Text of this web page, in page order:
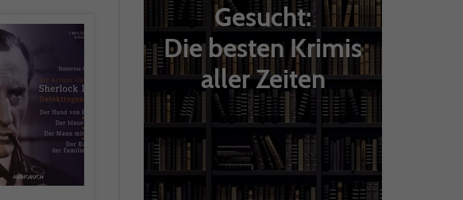
Gesucht:
Die besten Krimis
aller Zeiten